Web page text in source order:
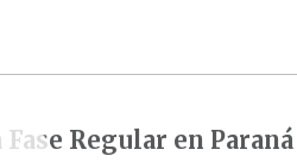
Regular en Paraná